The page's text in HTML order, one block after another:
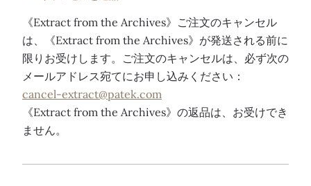
《Extract from the Archives》ご注文のキャンセル
は、《Extract from the Archives》が発送される前に
限りお受けします。ご注文のキャンセルは、必ず次の
メールアドレス宛てにお申し込みください：
cancel-extract@patek.com
《Extract from the Archives》の返品は、お受けでき
ません。